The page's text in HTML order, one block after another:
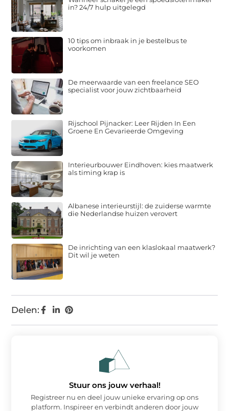
Delen:
in? 24/7 hulp uitgelegd
10 tips om inbraak in je bestelbus te
voorkomen
De meerwaarde van een freelance SEO
specialist voor jouw zichtbaarheid
Rijschool Pijnacker: Leer Rijden In Een
Groene En Gevarieerde Omgeving
Interieurbouwer Eindhoven: kies maatwerk
als timing krap is
Albanese interieurstijl: de zuiderse warmte
die Nederlandse huizen verovert
De inrichting van een klaslokaal maatwerk?
Dit wil je weten
Stuur ons jouw verhaal!
Registreer nu en deel jouw unieke ervaring op ons
platform. Inspireer en verbindt anderen door jouw